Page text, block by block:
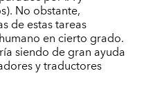
No obstante,
de estas tareas
en cierto grado.
siendo de gran ayuda
y traductores